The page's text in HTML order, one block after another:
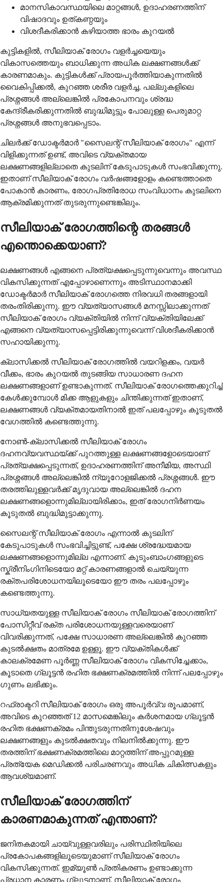
മാനസികാവസ്ഥയിലെ മാറ്റങ്ങൾ, ഉദാഹരണത്തിന്
വിഷാദവും ഉത്കണ്ഠയും
വിശദീകരിക്കാൻ കഴിയാത്ത ഭാരം കുറയൽ
കുട്ടികളിൽ, സീലിയാക് രോഗം വളർച്ചയെയും
വികാസത്തെയും ബാധിക്കുന്ന അധിക ലക്ഷണങ്ങൾക്ക്
കാരണമാകും. കുട്ടികൾക്ക് പ്രായപൂർത്തിയാകുന്നതിൽ
വൈകിപ്പിക്കൽ, കുറഞ്ഞ ശരീര വളർച്ച, പല്ലുകളിലെ
പ്രശ്നങ്ങൾ അല്ലെങ്കിൽ പ്രകോപനവും ശ്രദ്ധ
കേന്ദ്രീകരിക്കുന്നതിൽ ബുദ്ധിമുട്ടും പോലുള്ള പെരുമാറ്റ
പ്രശ്നങ്ങൾ അനുഭവപ്പെടാം.
ചിലർക്ക് ഡോക്ടർമാർ "സൈലന്റ് സീലിയാക് രോഗം" എന്ന്
വിളിക്കുന്നത് ഉണ്ട്, അവിടെ വ്യക്തമായ
ലക്ഷണങ്ങളില്ലാതെ കുടലിന് കേടുപാടുകൾ സംഭവിക്കുന്നു.
ഇതാണ് സീലിയാക് രോഗം വർഷങ്ങളോളം കണ്ടെത്താതെ
പോകാൻ കാരണം, രോഗപ്രതിരോധ സംവിധാനം കുടലിനെ
ആക്രമിക്കുന്നത് തുടരുന്നുണ്ടെങ്കിലും.
സീലിയാക് രോഗത്തിന്റെ തരങ്ങൾ
എന്തൊക്കെയാണ്?
ലക്ഷണങ്ങൾ എങ്ങനെ പ്രത്യക്ഷപ്പെടുന്നുവെന്നും അവസ്ഥ
വികസിക്കുന്നത് എപ്പോഴാണെന്നും അടിസ്ഥാനമാക്കി
ഡോക്ടർമാർ സീലിയാക് രോഗത്തെ നിരവധി തരങ്ങളായി
തരംതിരിക്കുന്നു. ഈ വ്യത്യാസങ്ങൾ മനസ്സിലാക്കുന്നത്
സീലിയാക് രോഗം വ്യക്തിയിൽ നിന്ന് വ്യക്തിയിലേക്ക്
എങ്ങനെ വ്യത്യാസപ്പെട്ടിരിക്കുന്നുവെന്ന് വിശദീകരിക്കാൻ
സഹായിക്കുന്നു.
ക്ലാസിക്കൽ സീലിയാക് രോഗത്തിൽ വയറിളക്കം, വയർ
വീക്കം, ഭാരം കുറയൽ തുടങ്ങിയ സാധാരണ ദഹന
ലക്ഷണങ്ങളാണ് ഉണ്ടാകുന്നത്. സീലിയാക് രോഗത്തെക്കുറിച്ച്
കേൾക്കുമ്പോൾ മിക്ക ആളുകളും ചിന്തിക്കുന്നത് ഇതാണ്,
ലക്ഷണങ്ങൾ വ്യക്തമായതിനാൽ ഇത് പലപ്പോഴും കൂടുതൽ
വേഗത്തിൽ കണ്ടെത്തുന്നു.
നോൺ-ക്ലാസിക്കൽ സീലിയാക് രോഗം
ദഹനവ്യവസ്ഥയ്ക്ക് പുറത്തുള്ള ലക്ഷണങ്ങളോടെയാണ്
പ്രത്യക്ഷപ്പെടുന്നത്, ഉദാഹരണത്തിന് അനീമിയ, അസ്ഥി
പ്രശ്നങ്ങൾ അല്ലെങ്കിൽ ന്യൂറോളജിക്കൽ പ്രശ്നങ്ങൾ. ഈ
തരത്തിലുള്ളവർക്ക് മൃദുവായ അല്ലെങ്കിൽ ദഹന
ലക്ഷണങ്ങളൊന്നുമില്ലായിരിക്കാം, ഇത് രോഗനിർണയം
കൂടുതൽ ബുദ്ധിമുട്ടാക്കുന്നു.
സൈലന്റ് സീലിയാക് രോഗം എന്നാൽ കുടലിന്
കേടുപാടുകൾ സംഭവിച്ചിട്ടുണ്ട്, പക്ഷേ ശ്രദ്ധേയമായ
ലക്ഷണങ്ങളൊന്നുമില്ല എന്നാണ്. കുടുംബാംഗങ്ങളുടെ
സ്ക്രീനിംഗിനിടെയോ മറ്റ് കാരണങ്ങളാൽ ചെയ്യുന്ന
രക്തപരിശോധനയിലൂടെയോ ഈ തരം പലപ്പോഴും
കണ്ടെത്തുന്നു.
സാധ്യതയുള്ള സീലിയാക് രോഗം സീലിയാക് രോഗത്തിന്
പോസിറ്റീവ് രക്ത പരിശോധനയുള്ളവരെയാണ്
വിവരിക്കുന്നത്, പക്ഷേ സാധാരണ അല്ലെങ്കിൽ കുറഞ്ഞ
കുടൽക്ഷതം മാത്രമേ ഉള്ളൂ. ഈ വ്യക്തികൾക്ക്
കാലക്രമേണ പൂർണ്ണ സീലിയാക് രോഗം വികസിച്ചേക്കാം,
കൂടാതെ ഗ്ലൂട്ടൻ രഹിത ഭക്ഷണക്രമത്തിൽ നിന്ന് പലപ്പോഴും
ഗുണം ലഭിക്കും.
റഫ്രാക്ടറി സീലിയാക് രോഗം ഒരു അപൂർവ്വ രൂപമാണ്,
അവിടെ കുറഞ്ഞത് 12 മാസമെങ്കിലും കർശനമായ ഗ്ലൂട്ടൻ
രഹിത ഭക്ഷണക്രമം പിന്തുടരുന്നതിനുശേഷവും
ലക്ഷണങ്ങളും കുടൽക്ഷതവും നിലനിൽക്കുന്നു. ഈ
തരത്തിന് ഭക്ഷണക്രമത്തിലെ മാറ്റത്തിന് അപ്പുറമുള്ള
പ്രത്യേക മെഡിക്കൽ പരിചരണവും അധിക ചികിത്സകളും
ആവശ്യമാണ്.
സീലിയാക് രോഗത്തിന്
കാരണമാകുന്നത് എന്താണ്?
ജനിതകമായി ചായ്‌വുള്ളവരിലും പരിസ്ഥിതിയിലെ
പ്രകോപകങ്ങളിലൂടെയുമാണ് സീലിയാക് രോഗം
വികസിക്കുന്നത്. ഇമ്യൂണ്‍ പ്രതികരണം ഉണ്ടാക്കുന്ന
പ്രധാന കാരണം ഗ്ലൂട്ടനാണ്. സീലിയാക് രോഗം